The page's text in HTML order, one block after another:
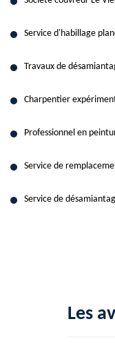
Service d'habillage
Travaux de
Charpentier
Professionnel en
Service de
Service de
Les